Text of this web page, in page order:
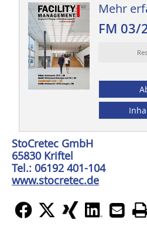
Mehr
FM 03/
StoCretec GmbH
65830 Kriftel
Tel.: 06192 401-104
www.stocretec.de